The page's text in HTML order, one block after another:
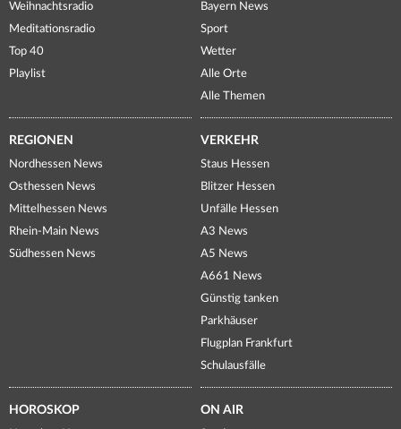
Weihnachtsradio
Meditationsradio
Top 40
Playlist
Bayern News
Sport
Wetter
Alle Orte
Alle Themen
REGIONEN
Nordhessen News
Osthessen News
Mittelhessen News
Rhein-Main News
Südhessen News
VERKEHR
Staus Hessen
Blitzer Hessen
Unfälle Hessen
A3 News
A5 News
A661 News
Günstig tanken
Parkhäuser
Flugplan Frankfurt
Schulausfälle
HOROSKOP ON AIR